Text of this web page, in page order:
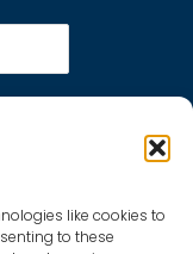
like cookies to
to these